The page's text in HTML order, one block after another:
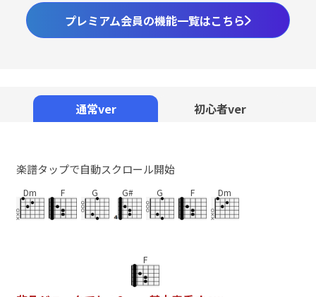
プレミアム会員の機能一覧はこちら
通常ver 初心者ver
楽譜タップで自動スクロール開始
Dm F G G# G F Dm
F